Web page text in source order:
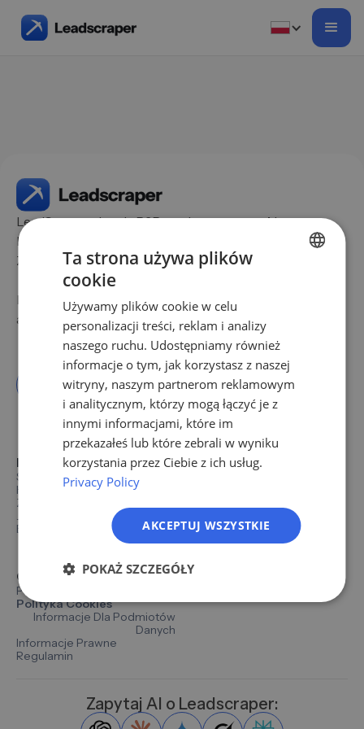
LeadScraper: Leady B2B wspierane przez AI,
które naprawdę konwertują. Zgodne z RODO.
Zorientowane na wyniki.
Masz pytania? Skontaktuj się z nami pod
adresem
info@leadscraper.pl
Nawigacja
Status
Home
Zalety
Jak To Działa
Branże
Baza wiedzy
Fakty
O firmie
Polityka Prywatności
Polityka Cookies
Informacje Dla Podmiotów
Danych
Informacje Prawne
Regulamin
Zapytaj AI o Leadscraper:
FR
IT
PL
Ta strona używa plików
cookie
Używamy plików cookie w celu
personalizacji treści, reklam i analizy
naszego ruchu. Udostępniamy również
informacje o tym, jak korzystasz z naszej
witryny, naszym partnerom reklamowym
i analitycznym, którzy mogą łączyć je z
innymi informacjami, które im
przekazałeś lub które zebrali w wyniku
korzystania przez Ciebie z ich usług.
Privacy Policy
AKCEPTUJ WSZYSTKIE
POKAŻ SZCZEGÓŁY